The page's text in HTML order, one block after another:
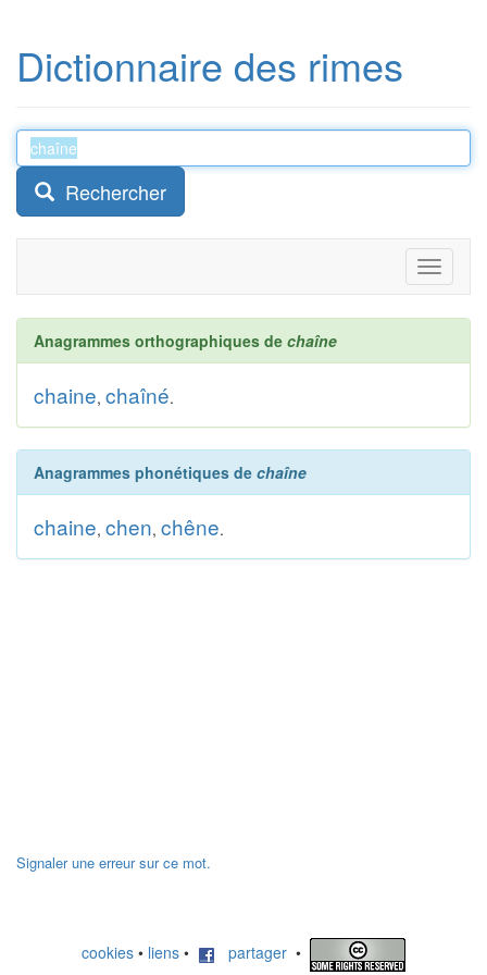
Dictionnaire des rimes
Rechercher
Toggle
Anagrammes orthographiques de chaîne
chaine, chaîné.
Anagrammes phonétiques de chaîne
chaine, chen, chêne.
Signaler une erreur sur ce mot.
cookies • liens • partager •